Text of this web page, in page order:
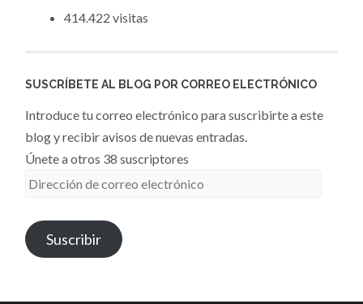
414.422 visitas
SUSCRÍBETE AL BLOG POR CORREO ELECTRÓNICO
Introduce tu correo electrónico para suscribirte a este
blog y recibir avisos de nuevas entradas.
Únete a otros 38 suscriptores
Dirección
correo
electrónico
Suscribir